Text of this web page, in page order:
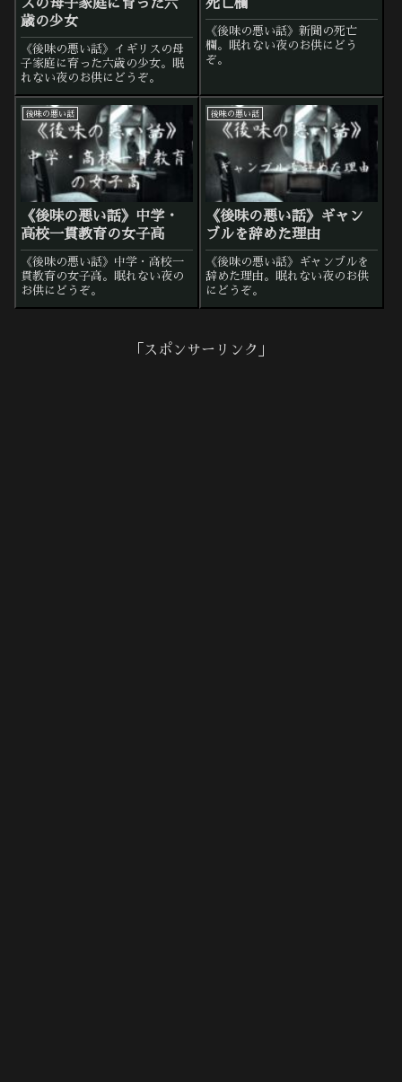
スの母子家庭に育った六
歳の少女
《後味の悪い話》イギリスの母
子家庭に育った六歳の少女。眠
れない夜のお供にどうぞ。
死亡欄
《後味の悪い話》新聞の死亡
欄。眠れない夜のお供にどう
ぞ。
後味の悪い話
《後味の悪い話》中学・
高校一貫教育の女子高
《後味の悪い話》中学・高校一
貫教育の女子高。眠れない夜の
お供にどうぞ。
後味の悪い話
《後味の悪い話》ギャン
ブルを辞めた理由
《後味の悪い話》ギャンブルを
辞めた理由。眠れない夜のお供
にどうぞ。
「スポンサーリンク」